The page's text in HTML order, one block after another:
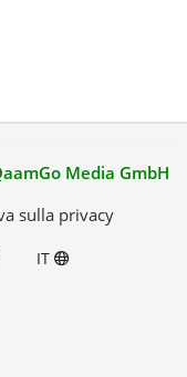
Media GmbH
sulla privacy
IT